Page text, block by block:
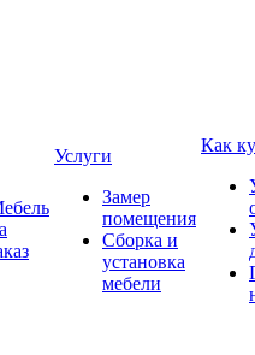
Услуги
Замер
помещения
Сборка и
установка
мебели
Как